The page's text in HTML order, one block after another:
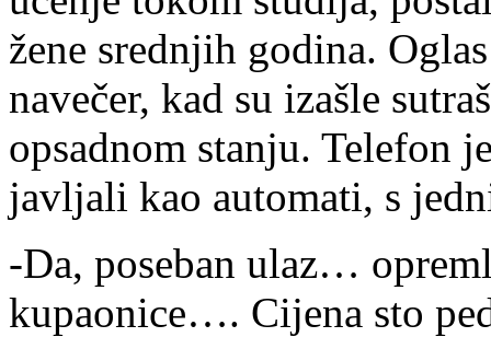
žene srednjih godina.
navečer, kad su izašle
opsadnom stanju. Telefon
javljali kao automati, s
-Da, poseban ulaz…
kupaonice…. Cijena sto